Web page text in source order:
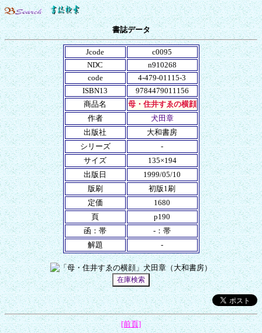
書誌データ
Jcode
c0095
NDC
n910268
code
4-479-01115-3
ISBN13
9784479011156
商品名
母・住井すゑの横顔
作者
犬田章
出版社
大和書房
シリーズ
-
サイズ
135×194
出版日
1999/05/10
版刷
初版1刷
定価
1680
頁
p190
函：帯
-：帯
解題
-
[前頁]